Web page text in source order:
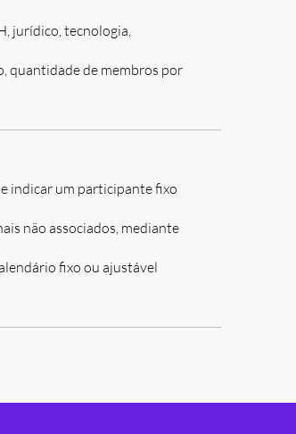
jurídico, tecnologia,
quantidade de membros por
indicar um participante fixo
não associados, mediante
fixo ou ajustável